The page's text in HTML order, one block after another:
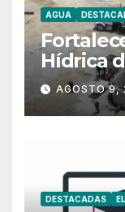
AGUA
Hídrica
Ciclones
AGOSTO
DESTACADAS